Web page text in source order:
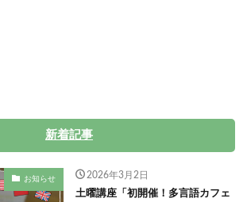
新着記事
お知らせ 2026年3月2日
土曜講座「初開催！多言語カフェ